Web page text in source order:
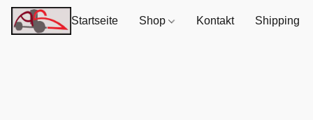
Startseite Shop Kontakt Shipping